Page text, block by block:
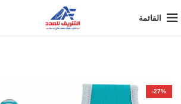
القائمة
-27%